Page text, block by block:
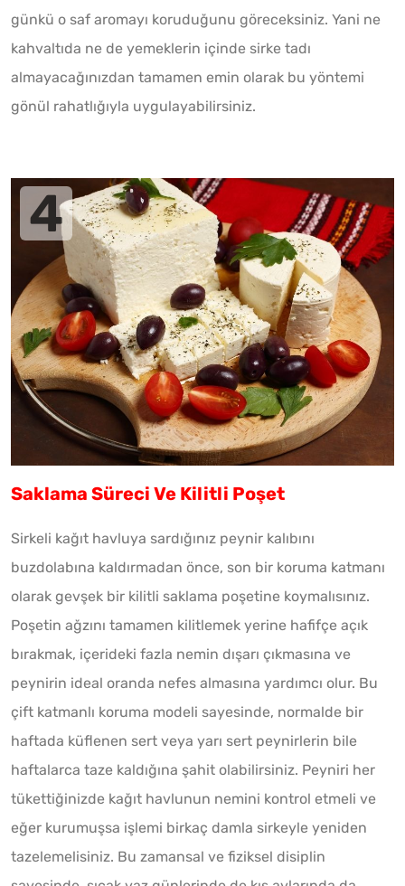
günkü o saf aromayı koruduğunu göreceksiniz. Yani ne
kahvaltıda ne de yemeklerin içinde sirke tadı
almayacağınızdan tamamen emin olarak bu yöntemi
gönül rahatlığıyla uygulayabilirsiniz.
Saklama Süreci Ve Kilitli Poşet
Sirkeli kağıt havluya sardığınız peynir kalıbını
buzdolabına kaldırmadan önce, son bir koruma katmanı
olarak gevşek bir kilitli saklama poşetine koymalısınız.
Poşetin ağzını tamamen kilitlemek yerine hafifçe açık
bırakmak, içerideki fazla nemin dışarı çıkmasına ve
peynirin ideal oranda nefes almasına yardımcı olur. Bu
çift katmanlı koruma modeli sayesinde, normalde bir
haftada küflenen sert veya yarı sert peynirlerin bile
haftalarca taze kaldığına şahit olabilirsiniz. Peyniri her
tükettiğinizde kağıt havlunun nemini kontrol etmeli ve
eğer kurumuşsa işlemi birkaç damla sirkeyle yeniden
tazelemelisiniz. Bu zamansal ve fiziksel disiplin